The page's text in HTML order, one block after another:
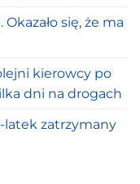
się, że ma
kierowcy po
dni na drogach
latek zatrzymany